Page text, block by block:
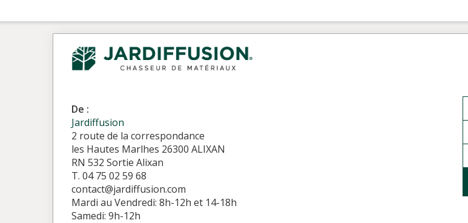
De :
Jardiffusion
2 route de la correspondance
les Hautes Marlhes 26300 ALIXAN
RN 532 Sortie Alixan
T. 04 75 02 59 68
contact@jardiffusion.com
Mardi au Vendredi: 8h-12h et 14-18h
Samedi: 9h-12h